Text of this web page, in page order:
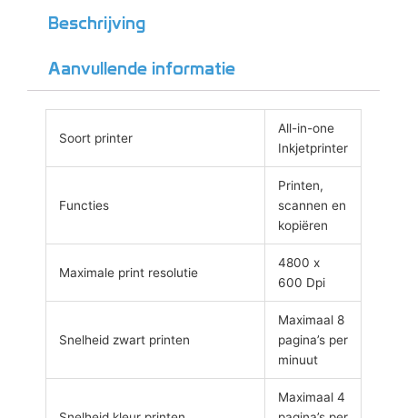
Beschrijving
Aanvullende informatie
Soort printer
All-in-one
Inkjetprinter
Functies
Printen,
scannen en
kopiëren
Maximale print resolutie
4800 x
600 Dpi
Snelheid zwart printen
Maximaal 8
pagina’s per
minuut
Maximaal 4